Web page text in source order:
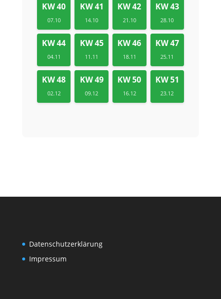
KW 40
07.10
KW 41
14.10
KW 42
21.10
KW 43
28.10
KW 44
04.11
KW 45
11.11
KW 46
18.11
KW 47
25.11
KW 48
02.12
KW 49
09.12
KW 50
16.12
KW 51
23.12
Datenschutzerklärung
Impressum